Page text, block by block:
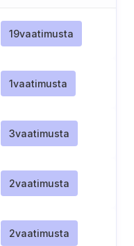
19vaatimusta
1vaatimusta
3vaatimusta
2vaatimusta
2vaatimusta